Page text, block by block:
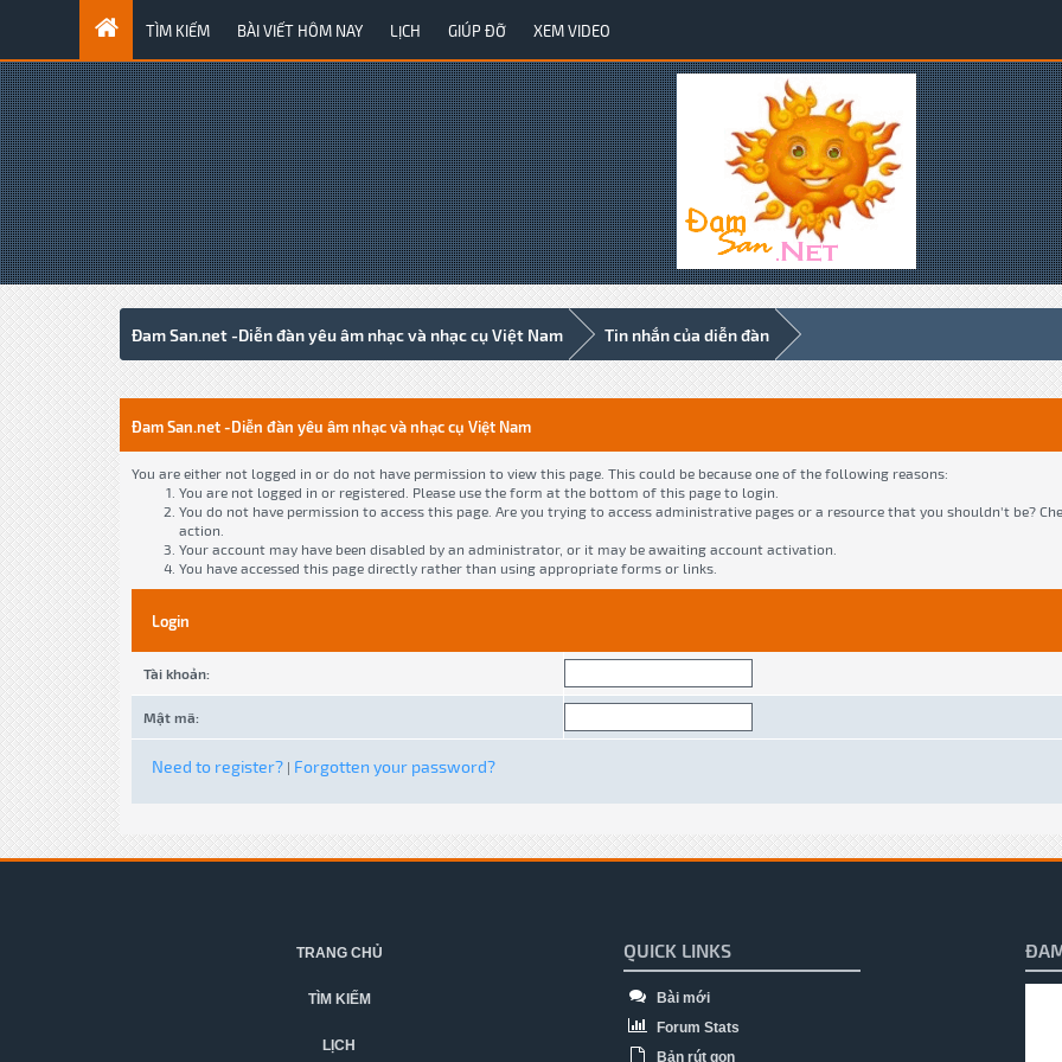
TÌM KIẾM BÀI VIẾT HÔM NAY LỊCH GIÚP ĐỠ XEM VIDEO
Đam San.net -Diễn đàn yêu âm nhạc và nhạc cụ Việt Nam Tin nhắn của diễn đàn
Đam San.net -Diễn đàn yêu âm nhạc và nhạc cụ Việt Nam
You are either not logged in or do not have permission to view this page. This could be because one of the following reasons:
You are not logged in or registered. Please use the form at the bottom of this page to login.
You do not have permission to access this page. Are you trying to access administrative pages or a resource that you shouldn't be?
action.
Your account may have been disabled by an administrator, or it may be awaiting account activation.
You have accessed this page directly rather than using appropriate forms or links.
Login
Tài khoản:
Mật mã:
Need to register?| Forgotten your password?
TRANG CHỦ
TÌM KIẾM
LỊCH
QUICK LINKS
Bài mới
Forum Stats
Bản rút gọn